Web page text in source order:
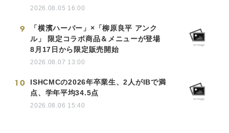
2026.08.05 16:00
9
「横濱ハーバー」×「柳原良平 アンク
ル」 限定コラボ商品＆メニューが登場
8月17日から限定販売開始
2026.08.07 13:00
10
ISHCMCの2026年卒業生、2人がIBで満
点、学年平均34.5点
2026.08.06 15:40